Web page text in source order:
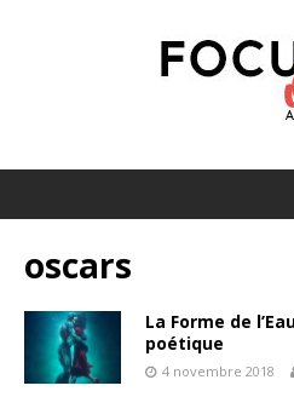
oscars
La Forme de
poétique
4 novembre 2018